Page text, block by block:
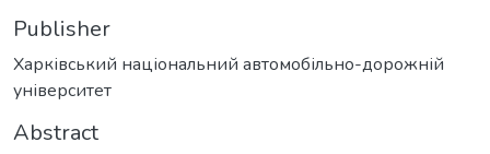
Publisher
Харківський національний автомобільно-дорожній
університет
Abstract